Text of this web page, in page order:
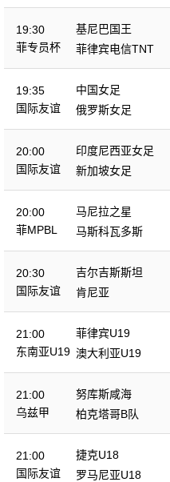
19:30
菲专员杯
基尼巴国王
菲律宾电信TNT
19:35
国际友谊
中国女足
俄罗斯女足
20:00
国际友谊
印度尼西亚女足
新加坡女足
20:00
菲MPBL
马尼拉之星
马斯科瓦多斯
20:30
国际友谊
吉尔吉斯斯坦
肯尼亚
21:00
东南亚U19
菲律宾U19
澳大利亚U19
21:00
乌兹甲
努库斯咸海
柏克塔哥B队
21:00
国际友谊
捷克U18
罗马尼亚U18